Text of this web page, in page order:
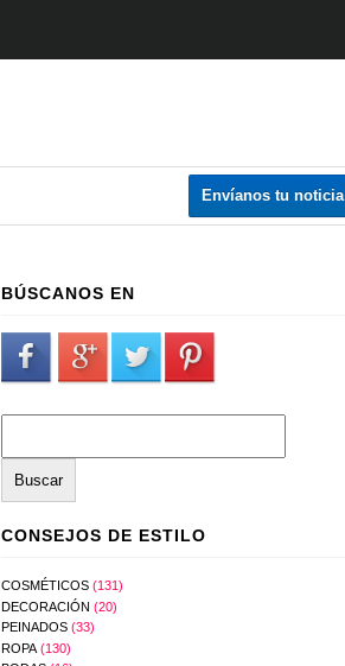
Envíanos tu noticia
BÚSCANOS EN
CONSEJOS DE ESTILO
COSMÉTICOS (131)
DECORACIÓN (20)
PEINADOS (33)
ROPA (130)